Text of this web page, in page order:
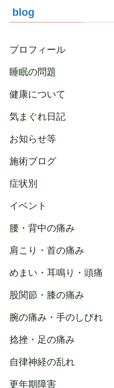
blog
プロフィール
睡眠の問題
健康について
気まぐれ日記
お知らせ等
施術ブログ
症状別
イベント
腰・背中の痛み
肩こり・首の痛み
めまい・耳鳴り・頭痛
股関節・膝の痛み
腕の痛み・手のしびれ
捻挫・足の痛み
自律神経の乱れ
更年期障害